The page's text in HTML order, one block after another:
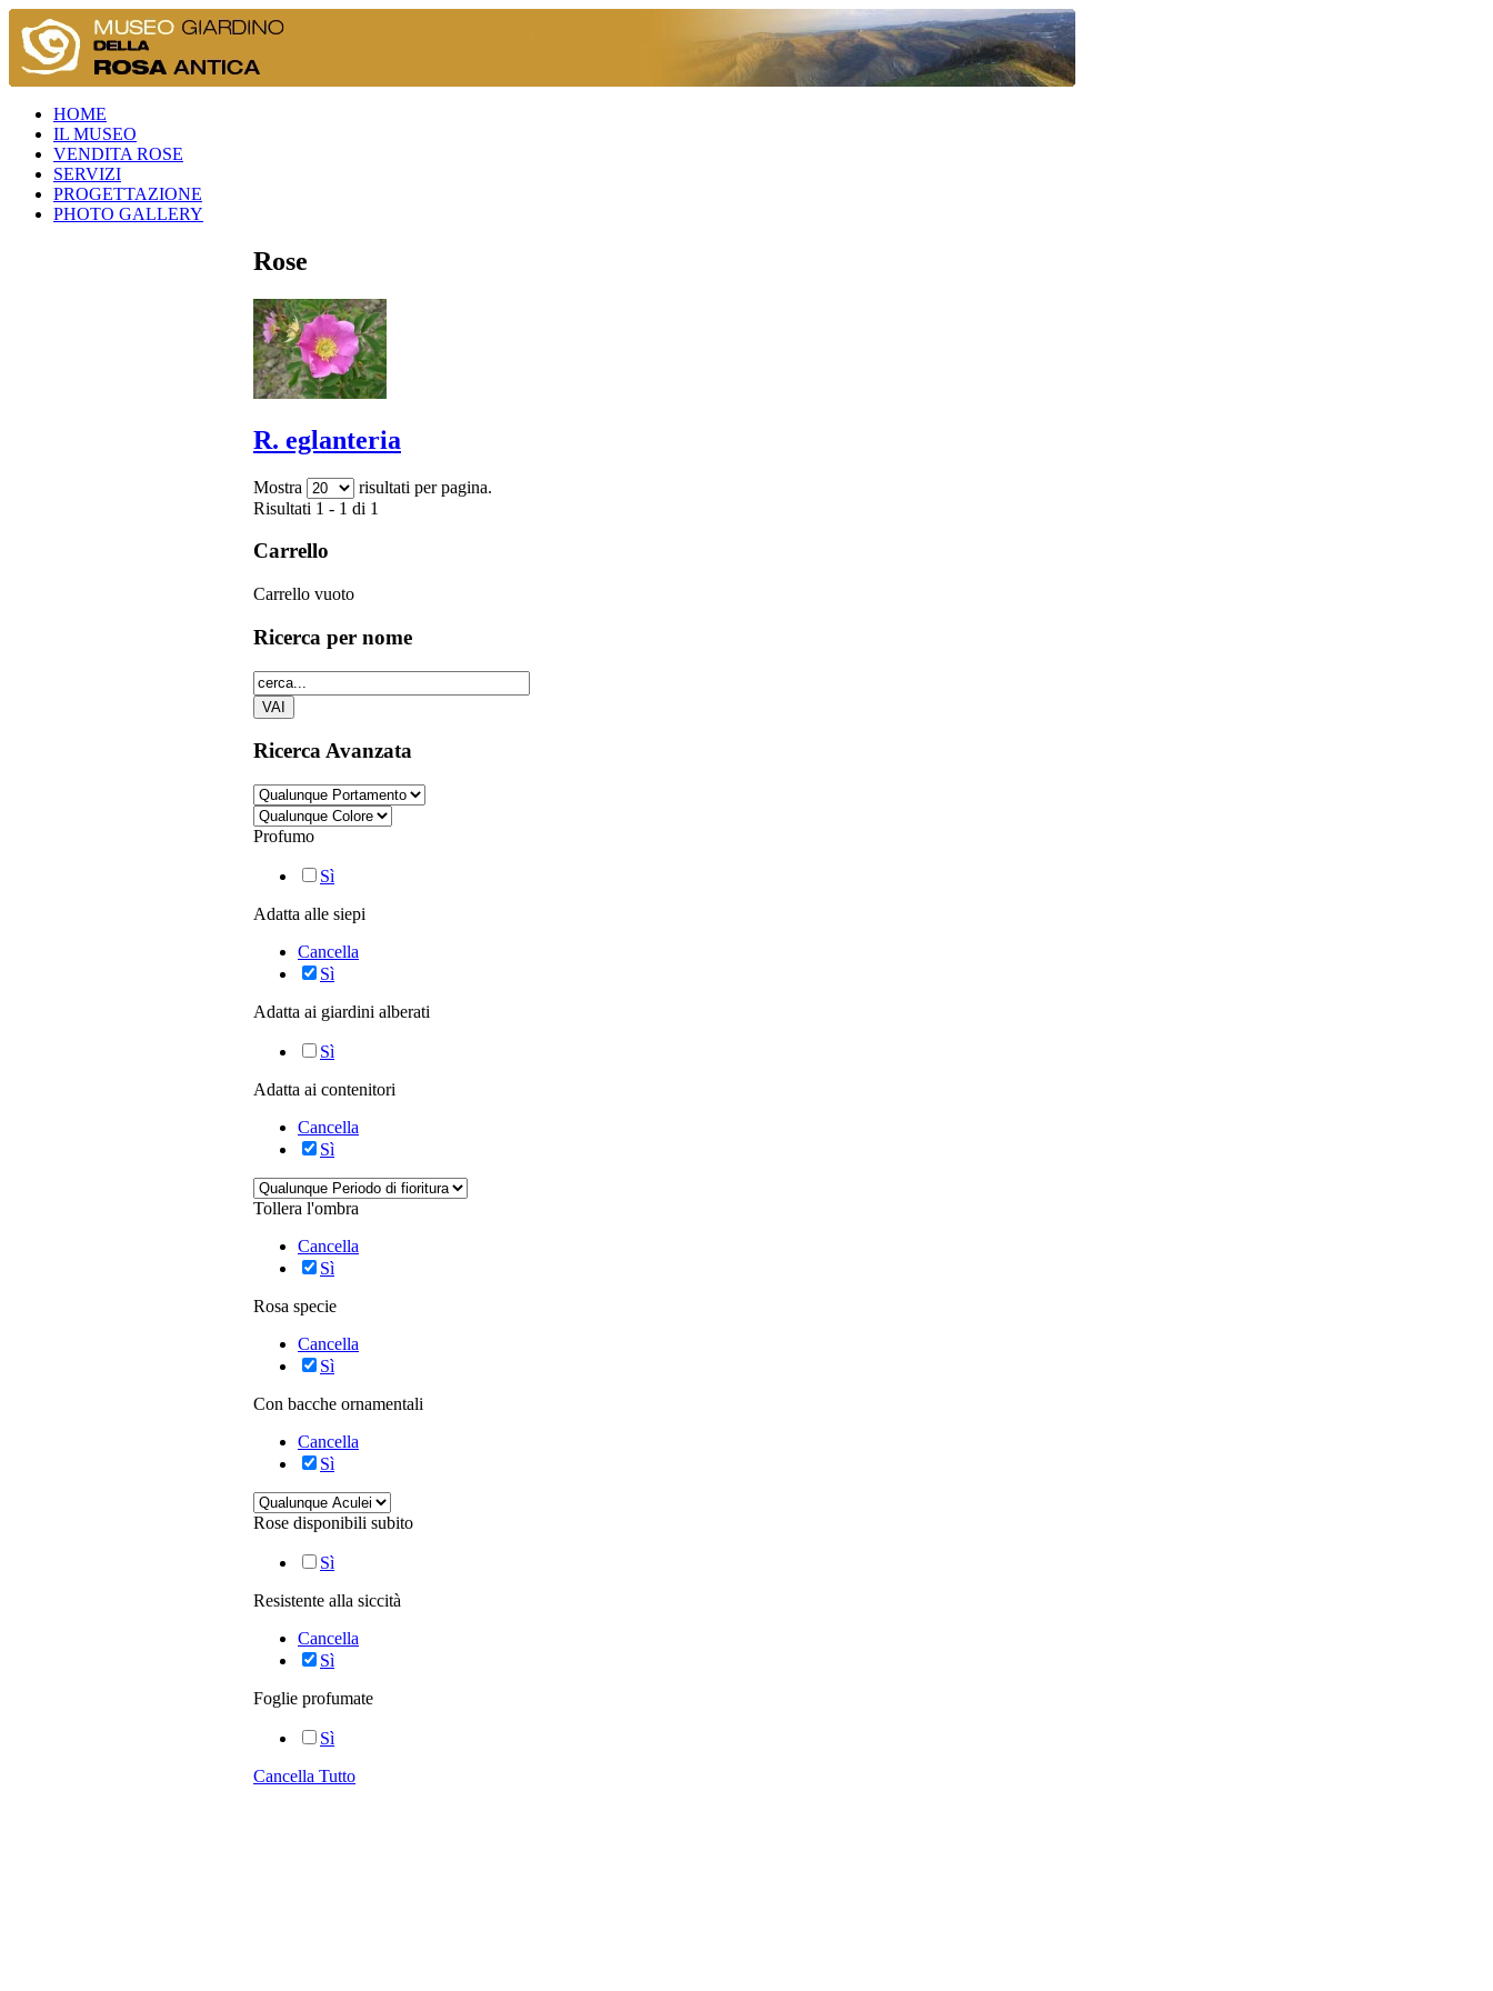
HOME
IL MUSEO
VENDITA ROSE
SERVIZI
PROGETTAZIONE
PHOTO GALLERY
Rose
R. eglanteria
Mostra
risultati per pagina.
Risultati 1 - 1 di 1
Carrello
Carrello vuoto
Ricerca per nome
RicercaAvanzata
Profumo
Sì
Adatta alle siepi
Cancella
Sì
Adatta ai giardini alberati
Sì
Adatta ai contenitori
Cancella
Sì
Tollera l'ombra
Cancella
Sì
Rosa specie
Cancella
Sì
Con bacche ornamentali
Cancella
Sì
Rose disponibili subito
Sì
Resistente alla siccità
Cancella
Sì
Foglie profumate
Sì
Cancella Tutto